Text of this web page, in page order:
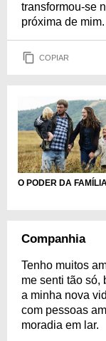
transformou-se
próxima de mim.
COPIAR
O PODER DA FAMÍLIA
Companhia
Tenho muitos
me senti tão só,
a minha nova
com pessoas
moradia em lar.